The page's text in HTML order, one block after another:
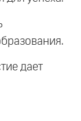
дает